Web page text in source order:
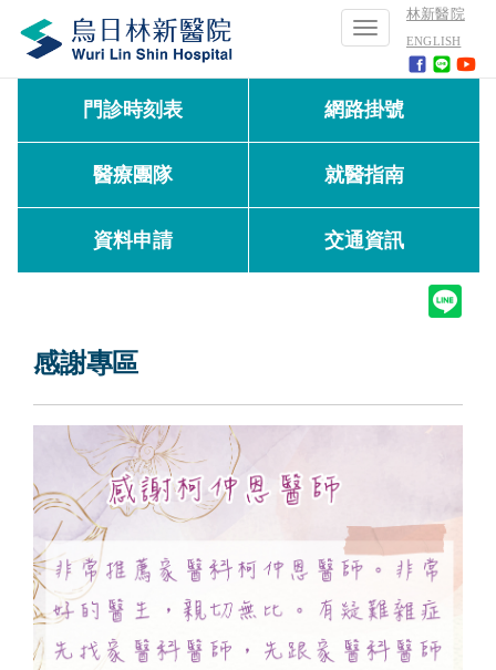
林新醫院
ENGLISH
Toggle
navigation
門診時刻表 網路掛號
醫療團隊 就醫指南
資料申請 交通資訊
感謝專區